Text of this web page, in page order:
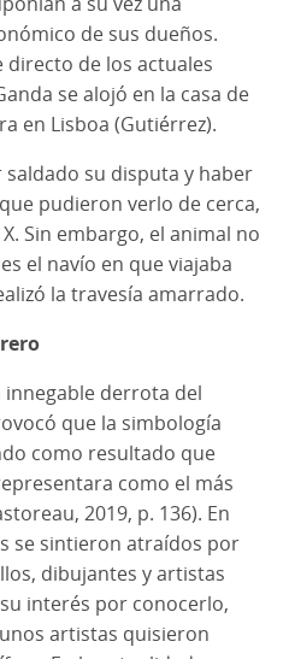
de sus dueños.
directo de los actuales
se alojó en la casa de
en Lisboa (Gutiérrez).
su disputa y haber
pudieron verlo de cerca,
Sin embargo, el animal no
el navío en que viajaba
la travesía amarrado.
innegable derrota del
que la simbología
como resultado que
como el más
2019, p. 136). En
se sintieron atraídos por
dibujantes y artistas
interés por conocerlo,
artistas quisieron